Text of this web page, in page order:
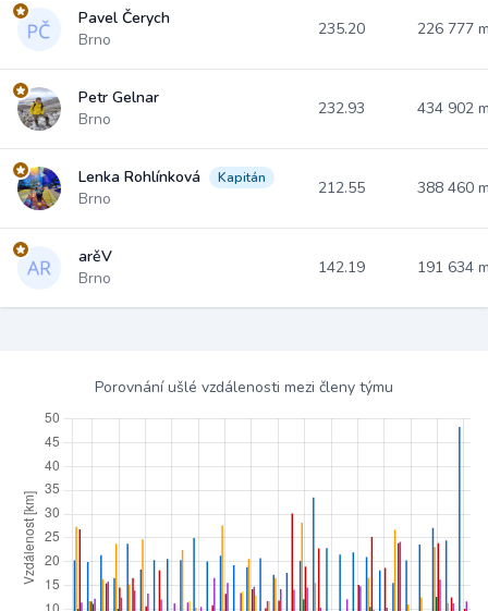
Pavel Čerych
Brno
235.20 226 777
Petr Gelnar
Brno
232.93 434 902
Lenka Rohlínková Kapitán
Brno
212.55 388 460
arěV
Brno
142.19 191 634
Porovnání ušlé vzdálenosti mezi členy týmu